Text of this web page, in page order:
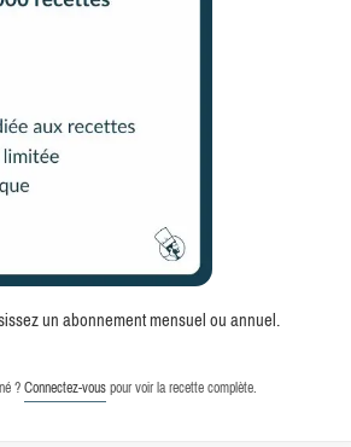
un abonnement mensuel ou annuel.
?Connectez-vouspour voir la recette complète.